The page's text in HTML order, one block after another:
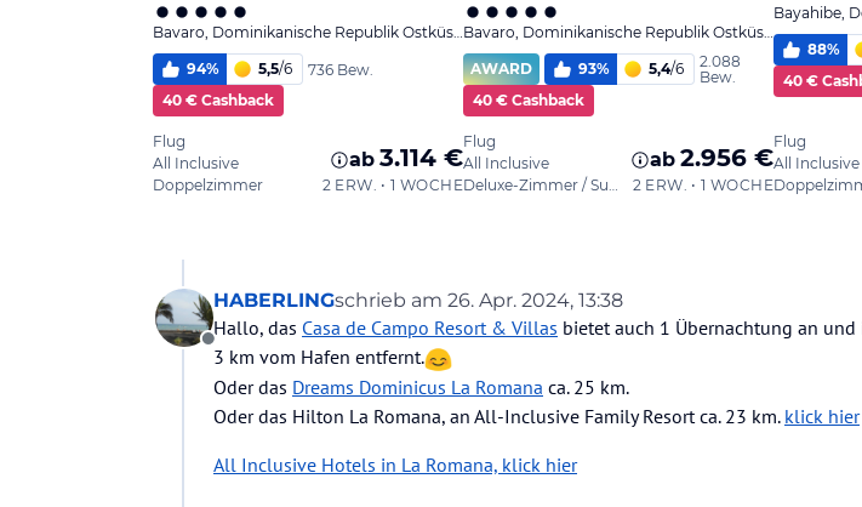
Offline
HABERLINGschrieb am 26. Apr. 2024, 13:38
zuletzt editiert von HABERLING
Hallo, das Casa de Campo Resort & Villas bietet auch 1 Übernachtung an und
3 km vom Hafen entfernt.
Oder das Dreams Dominicus La Romana ca. 25 km.
Oder das Hilton La Romana, an All-Inclusive Family Resort ca. 23 km. klick hier
All Inclusive Hotels in La Romana, klick hier